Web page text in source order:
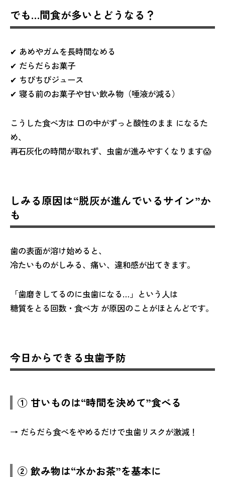
でも…間食が多いとどうなる？
✔ あめやガムを長時間なめる
✔ だらだらお菓子
✔ ちびちびジュース
✔ 寝る前のお菓子や甘い飲み物（唾液が減る）
こうした食べ方は 口の中がずっと酸性のまま になるた
め、
再石灰化の時間が取れず、虫歯が進みやすくなります😱
しみる原因は“脱灰が進んでいるサイン”か
も
歯の表面が溶け始めると、
冷たいものがしみる、痛い、違和感が出てきます。
「歯磨きしてるのに虫歯になる…」という人は
糖質をとる回数・食べ方 が原因のことがほとんどです。
今日からできる虫歯予防
① 甘いものは“時間を決めて”食べる
→ だらだら食べをやめるだけで虫歯リスクが激減！
② 飲み物は“水かお茶”を基本に